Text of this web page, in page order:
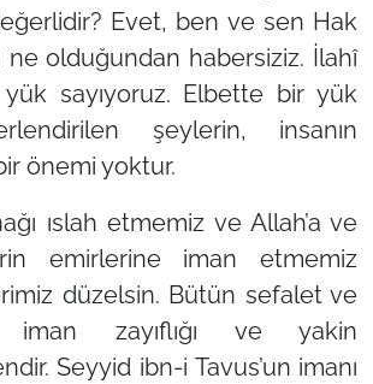
Evet, ben ve sen Hak
ne olduğundan habersiziz. İlahî
sayıyoruz. Elbette bir yük
şeylerin, insanın
önemi yoktur.
ıslah etmemiz ve Allah’a ve
emirlerine iman etmemiz
düzelsin. Bütün sefalet ve
iman zayıflığı ve yakin
Seyyid ibn-i Tavus’un imanı